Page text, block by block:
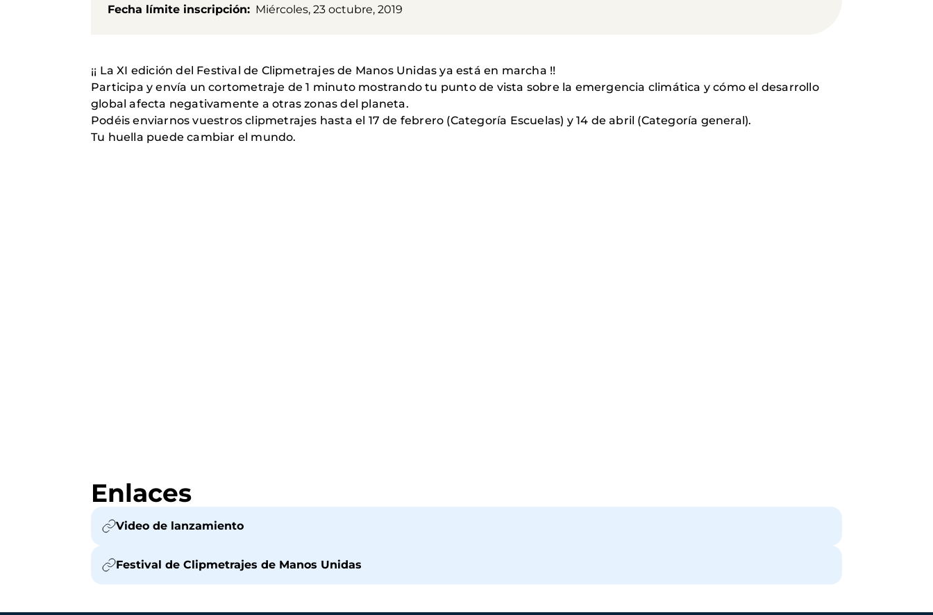
Fecha límite inscripción
Miércoles, 23 octubre, 2019
¡¡ La XI edición del Festival de Clipmetrajes de Manos Unidas ya está en marcha !!
Participa y envía un cortometraje de 1 minuto mostrando tu punto de vista sobre la emergencia climática y cómo el desarrollo
global afecta negativamente a otras zonas del planeta.
Podéis enviarnos vuestros clipmetrajes hasta el 17 de febrero (Categoría Escuelas) y 14 de abril (Categoría general).
Tu huella puede cambiar el mundo.
Enlaces
Video de lanzamiento
Festival de Clipmetrajes de Manos Unidas